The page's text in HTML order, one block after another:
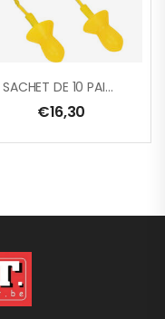
SACHET DE 10 PAIRES DE BOUCHONS D’OREILLE REUTILISABLES EN SILICONE
€16,30